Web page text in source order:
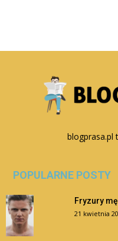
blogprasa.pl
POPULARNE POSTY
Fryzury
21 kwietnia